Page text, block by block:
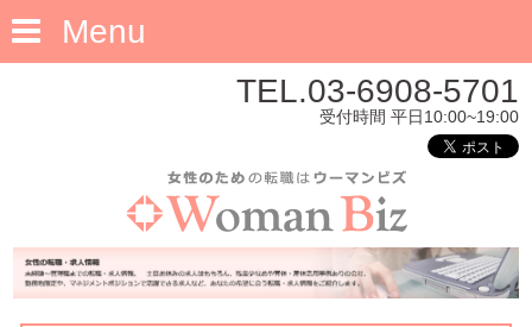
Menu
TEL.03-6908-5701
受付時間 平日10:00~19:00